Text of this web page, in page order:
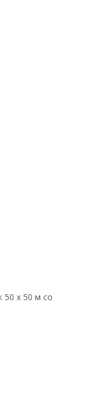
50 х 50 м со